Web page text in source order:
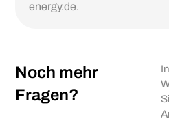
energy.de.
Noch mehr
Fragen?